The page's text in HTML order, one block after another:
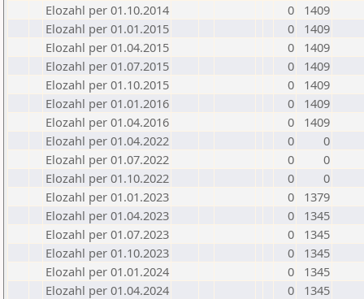
Elozahl per 01.10.2014
0
1409
Elozahl per 01.01.2015
0
1409
Elozahl per 01.04.2015
0
1409
Elozahl per 01.07.2015
0
1409
Elozahl per 01.10.2015
0
1409
Elozahl per 01.01.2016
0
1409
Elozahl per 01.04.2016
0
1409
Elozahl per 01.04.2022
0
0
Elozahl per 01.07.2022
0
0
Elozahl per 01.10.2022
0
0
Elozahl per 01.01.2023
0
1379
Elozahl per 01.04.2023
0
1345
Elozahl per 01.07.2023
0
1345
Elozahl per 01.10.2023
0
1345
Elozahl per 01.01.2024
0
1345
Elozahl per 01.04.2024
0
1345